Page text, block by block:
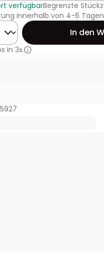
verfügbarBegrenzte
innerhalb von 4-6 Tagen
In den
in 3x.